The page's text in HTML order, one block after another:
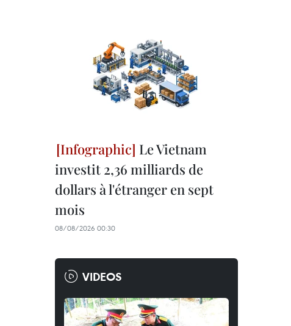
Le Vietnam
investit 2,36 milliards de
dollars à l'étranger en sept
mois
08/08/2026 00:30
VIDEOS